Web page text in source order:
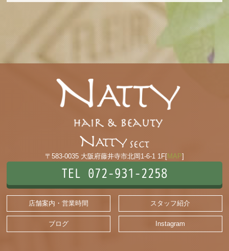
〒583-0035 大阪府藤井寺市北岡1-6-1 1F[MAP]
TEL 072-931-2258
店舗案内・営業時間 スタッフ紹介
ブログ Instagram